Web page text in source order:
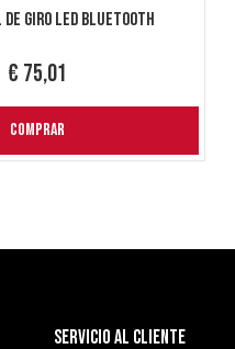
giro LED Bluetooth
€ 75,01
COMPRAR
SERVICIO AL CLIENTE